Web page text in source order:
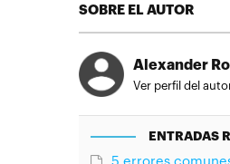
SOBRE EL AUTOR
Alexander
Ver perfil del
ENTRADAS